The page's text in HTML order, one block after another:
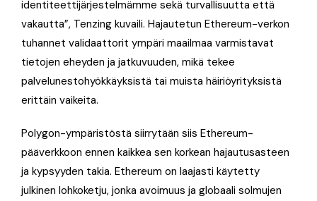
identiteettijärjestelmämme sekä turvallisuutta että
vakautta”, Tenzing kuvaili. Hajautetun Ethereum-verkon
tuhannet validaattorit ympäri maailmaa varmistavat
tietojen eheyden ja jatkuvuuden, mikä tekee
palvelunestohyökkäyksistä tai muista häiriöyrityksistä
erittäin vaikeita.
Polygon-ympäristöstä siirrytään siis Ethereum-
pääverkkoon ennen kaikkea sen korkean hajautusasteen
ja kypsyyden takia. Ethereum on laajasti käytetty
julkinen lohkoketju, jonka avoimuus ja globaali solmujen